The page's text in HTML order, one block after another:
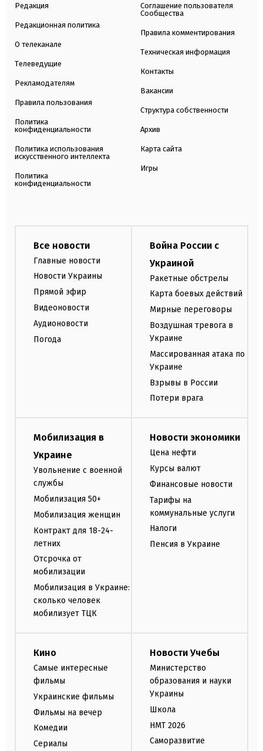
Редакция
Редакционная политика
О телеканале
Телеведущие
Рекламодателям
Правила пользования
Политика
конфиденциальности
Политика использования
искусственного интеллекта
Политика
конфиденциальности
Соглашение пользователя
Сообщества
Правила комментирования
Техническая информация
Контакты
Вакансии
Структура собственности
Архив
Карта сайта
Игры
Все новости
Главные новости
Новости Украины
Прямой эфир
Видеоновости
Аудионовости
Погода
Война России с
Украиной
Ракетные обстрелы
Карта боевых действий
Мирные переговоры
Воздушная тревога в
Украине
Массированная атака по
Украине
Взрывы в России
Потери врага
Мобилизация в
Украине
Увольнение с военной
службы
Мобилизация 50+
Мобилизация женщин
Контракт для 18-24-
летних
Отсрочка от
мобилизации
Мобилизация в Украине:
сколько человек
мобилизует ТЦК
Новости экономики
Цена нефти
Курсы валют
Финансовые новости
Тарифы на
коммунальные услуги
Налоги
Пенсия в Украине
Кино
Самые интересные
фильмы
Украинские фильмы
Фильмы на вечер
Комедии
Сериалы
Новости Учебы
Министерство
образования и науки
Украины
Школа
НМТ 2026
Саморазвитие